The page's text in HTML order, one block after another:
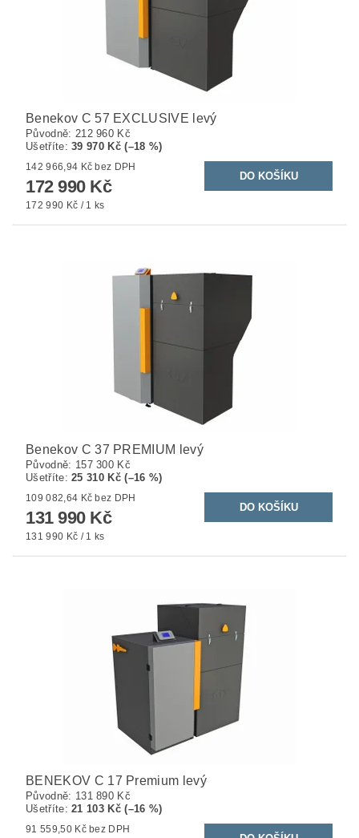
Benekov C 57 EXCLUSIVE levý
Původně: 212 960 Kč
Ušetříte:39 970 Kč (–18 %)
142 966,94 Kč bez DPH
172 990 Kč
172 990 Kč / 1 ks
Benekov C 37 PREMIUM levý
Původně: 157 300 Kč
Ušetříte:25 310 Kč (–16 %)
109 082,64 Kč bez DPH
131 990 Kč
131 990 Kč / 1 ks
BENEKOV C 17 Premium levý
Původně: 131 890 Kč
Ušetříte:21 103 Kč (–16 %)
91 559,50 Kč bez DPH